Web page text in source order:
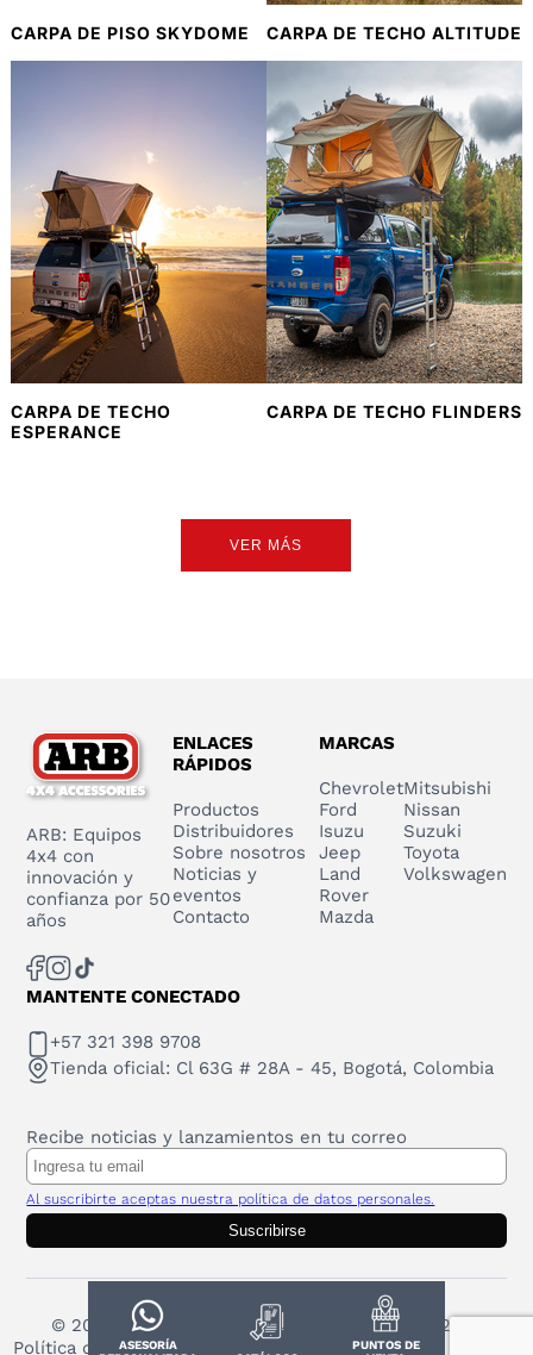
CARPA DE PISO SKYDOME CARPA DE TECHO ALTITUDE
CARPA DE TECHO
ESPERANCE
CARPA DE TECHO FLINDERS
VER MÁS
ARB: Equipos
4x4 con
innovación y
confianza por 50
años
ENLACES
RÁPIDOS
Productos
Distribuidores
Sobre nosotros
Noticias y
eventos
Contacto
MARCAS
Chevrolet
Ford
Isuzu
Jeep
Land
Rover
Mazda
Mitsubishi
Nissan
Suzuki
Toyota
Volkswagen
MANTENTE CONECTADO
+57 321 398 9708
Tienda oficial: Cl 63G # 28A - 45, Bogotá, Colombia
Recibe noticias y lanzamientos en tu correo
Al suscribirte aceptas nuestra política de datos personales.
Suscribirse
© 2025 Todos los derechos reservados. ARB 2023
Política de protección de datos personales
ASESORÍA
PUNTOS DE